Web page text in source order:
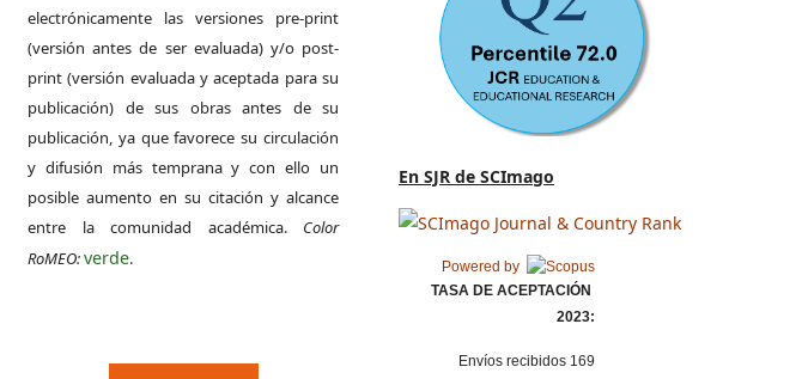
electrónicamente las versiones pre-print
(versión antes de ser evaluada) y/o post-
print (versión evaluada y aceptada para su
publicación) de sus obras antes de su
publicación, ya que favorece su circulación
y difusión más temprana y con ello un
posible aumento en su citación y alcance
entre la comunidad académica. Color
RoMEO:verde.
En SJR de SCImago
Powered by
TASA DE ACEPTACIÓN
2023:
Envíos recibidos 169